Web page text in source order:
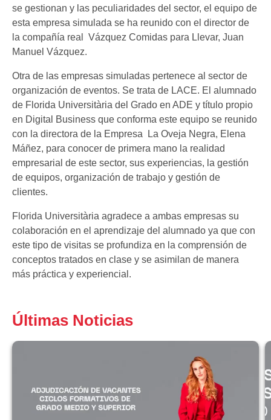
se gestionan y las peculiaridades del sector, el equipo de
esta empresa simulada se ha reunido con el director de
la compañía real Vázquez Comidas para Llevar, Juan
Manuel Vázquez.
Otra de las empresas simuladas pertenece al sector de
organización de eventos. Se trata de LACE. El alumnado
de Florida Universitària del Grado en ADE y título propio
en Digital Business que conforma este equipo se reunido
con la directora de la Empresa La Oveja Negra, Elena
Máñez, para conocer de primera mano la realidad
empresarial de este sector, sus experiencias, la gestión
de equipos, organización de trabajo y gestión de
clientes.
Florida Universitària agradece a ambas empresas su
colaboración en el aprendizaje del alumnado ya que con
este tipo de visitas se profundiza en la comprensión de
conceptos tratados en clase y se asimilan de manera
más práctica y experiencial.
Últimas Noticias